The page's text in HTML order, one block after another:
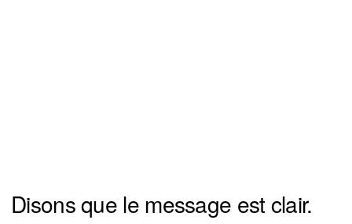
Disons que le message est clair.